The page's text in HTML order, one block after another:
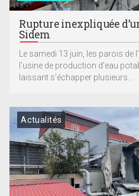
Rupture inexpliquée
Sidem
Le samedi 13 juin, les parois de
l’usine de production d’eau
laissant s’échapper plusieurs...
Actualités